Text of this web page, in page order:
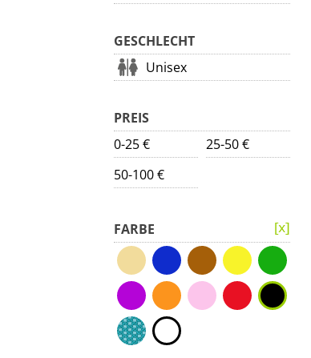
GESCHLECHT
Unisex
PREIS
0-25 €
25-50 €
50-100 €
FARBE